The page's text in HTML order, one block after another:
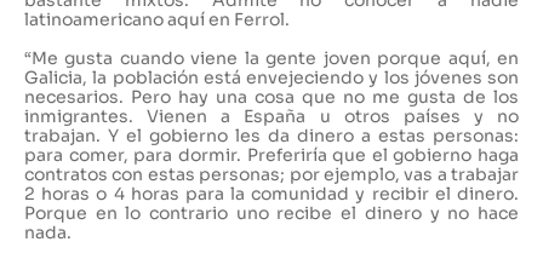
latinoamericano aquí en Ferrol.
“Me gusta cuando viene la gente joven porque aquí, en
Galicia, la población está envejeciendo y los jóvenes son
necesarios. Pero hay una cosa que no me gusta de los
inmigrantes. Vienen a España u otros países y no
trabajan. Y el gobierno les da dinero a estas personas:
para comer, para dormir. Preferiría que el gobierno haga
contratos con estas personas; por ejemplo, vas a trabajar
2 horas o 4 horas para la comunidad y recibir el dinero.
Porque en lo contrario uno recibe el dinero y no hace
nada.